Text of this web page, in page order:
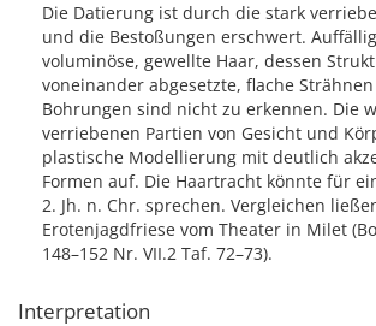
Die Datierung ist durch die stark
und die Bestoßungen erschwert.
voluminöse, gewellte Haar, dessen
voneinander abgesetzte, flache
Bohrungen sind nicht zu erkennen. Die
verriebenen Partien von Gesicht und
plastische Modellierung mit deutlich
Formen auf. Die Haartracht könnte für
2. Jh. n. Chr. sprechen. Vergleichen
Erotenjagdfriese vom Theater in Milet
148–152 Nr. VII.2 Taf. 72–73).
Interpretation